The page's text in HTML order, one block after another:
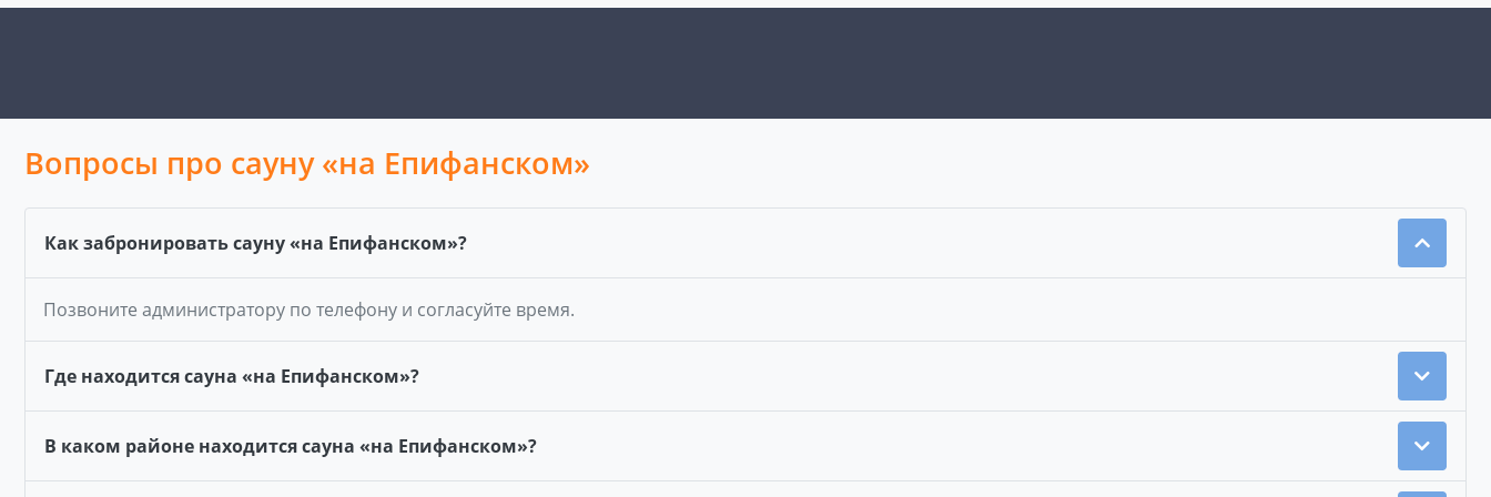
Вопросы про сауну «на Епифанском»
Как забронировать сауну «на Епифанском»?
Позвоните администратору по телефону и согласуйте время.
Где находится сауна «на Епифанском»?
В каком районе находится сауна «на Епифанском»?